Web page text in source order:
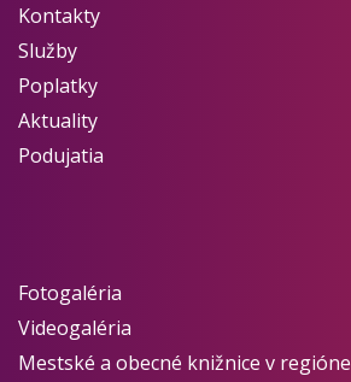
Kontakty
Služby
Poplatky
Aktuality
Podujatia
Fotogaléria
Videogaléria
Mestské a obecné knižnice v regióne